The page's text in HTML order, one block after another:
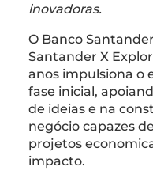
inovadoras.
O Banco
Santander X
anos impulsiona o
fase inicial,
de ideias e na
negócio capazes
projetos
impacto.